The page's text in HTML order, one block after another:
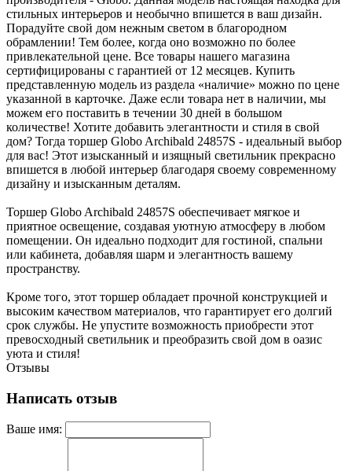
стильных интерьеров и необычно впишется в ваш дизайн.
Порадуйте свой дом нежным светом в благородном
обрамлении! Тем более, когда оно возможно по более
привлекательной цене. Все товары нашего магазина
сертифицированы с гарантией от 12 месяцев. Купить
представленную модель из раздела «наличие» можно по цене
указанной в карточке. Даже если товара нет в наличии, мы
можем его поставить в течении 30 дней в большом
количестве! Хотите добавить элегантности и стиля в свой
дом? Тогда торшер Globo Archibald 24857S - идеальный выбор
для вас! Этот изысканный и изящный светильник прекрасно
впишется в любой интерьер благодаря своему современному
дизайну и изысканным деталям.
Торшер Globo Archibald 24857S обеспечивает мягкое и
приятное освещение, создавая уютную атмосферу в любом
помещении. Он идеально подходит для гостиной, спальни
или кабинета, добавляя шарм и элегантность вашему
пространству.
Кроме того, этот торшер обладает прочной конструкцией и
высоким качеством материалов, что гарантирует его долгий
срок службы. Не упустите возможность приобрести этот
превосходный светильник и преобразить свой дом в оазис
уюта и стиля!
Отзывы
Написать отзыв
Ваше имя: